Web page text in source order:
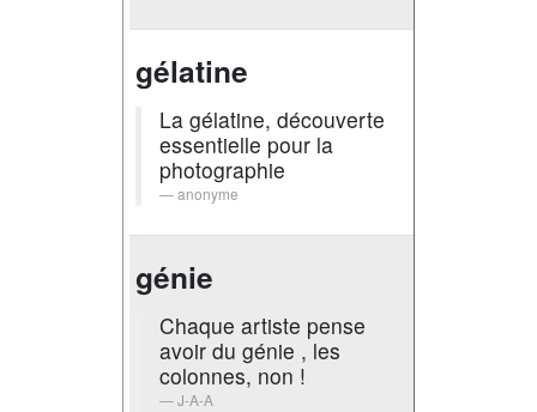
gélatine
La gélatine, découverte
essentielle pour la
photographie
anonyme
génie
Chaque artiste pense
avoir du génie , les
colonnes, non !
J-A-A